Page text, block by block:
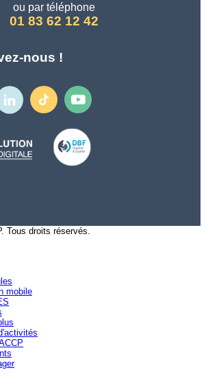
ou par téléphone
01 83 62 12 42
nous !
Tous droits réservés.
mobile